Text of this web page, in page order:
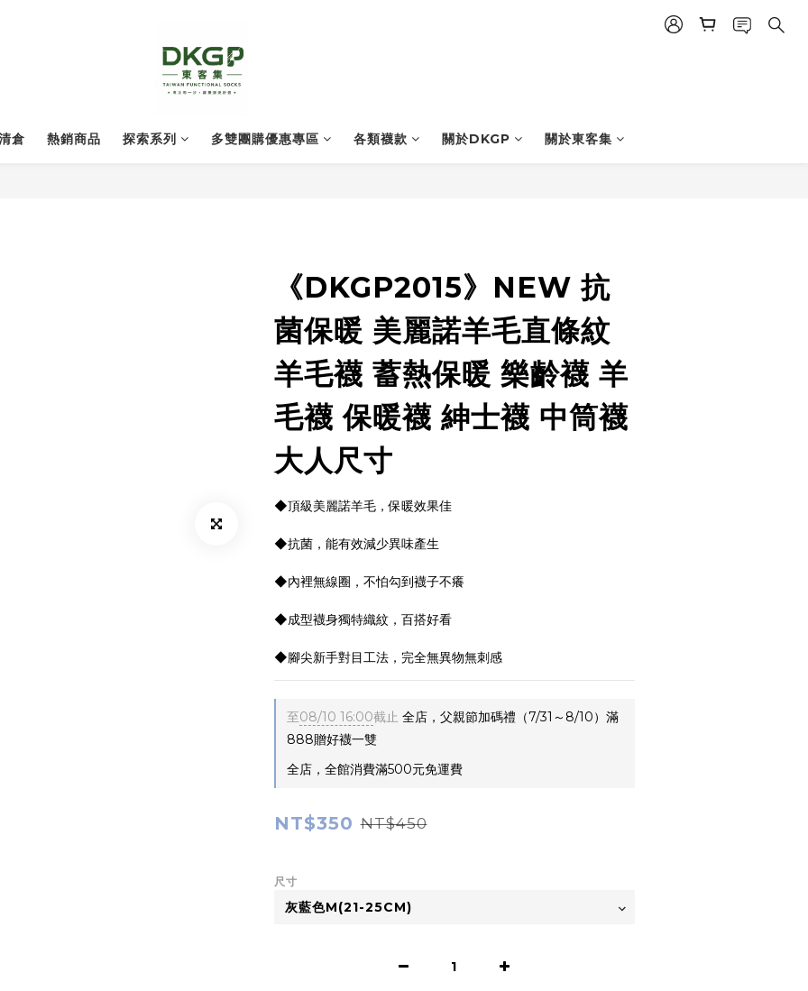
倉 熱銷商品 探索系列 多雙團購優惠專區 各類襪款 關於DKGP 關於東客集
《DKGP2015》NEW 抗
菌保暖 美麗諾羊毛直條紋
羊毛襪 蓄熱保暖 樂齡襪 羊
毛襪 保暖襪 紳士襪 中筒襪
大人尺寸
◆頂級美麗諾羊毛，保暖效果佳
◆抗菌，能有效減少異味產生
◆內裡無線圈，不怕勾到襪子不癢
◆成型襪身獨特織紋，百搭好看
◆腳尖新手對目工法，完全無異物無刺感
至08/10 16:00截止 全店，父親節加碼禮（7/31～8/10）滿
888贈好襪一雙
全店，全館消費滿500元免運費
NT$350 NT$450
尺寸